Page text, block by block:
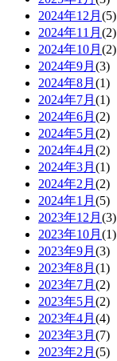
2024年12月 (5)
2024年11月 (2)
2024年10月 (2)
2024年9月 (3)
2024年8月 (1)
2024年7月 (1)
2024年6月 (2)
2024年5月 (2)
2024年4月 (2)
2024年3月 (1)
2024年2月 (2)
2024年1月 (5)
2023年12月 (3)
2023年10月 (1)
2023年9月 (3)
2023年8月 (1)
2023年7月 (2)
2023年5月 (2)
2023年4月 (4)
2023年3月 (7)
2023年2月 (5)